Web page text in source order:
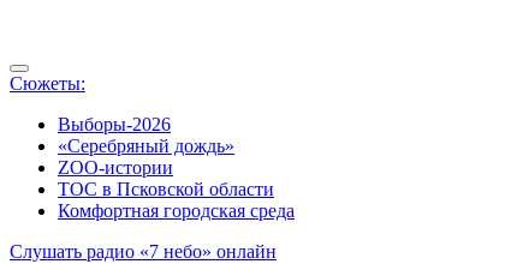
Сюжеты:
Выборы-2026
«Серебряный дождь»
ZOO-истории
ТОС в Псковской области
Комфортная городская среда
Слушать радио «7 небо» онлайн